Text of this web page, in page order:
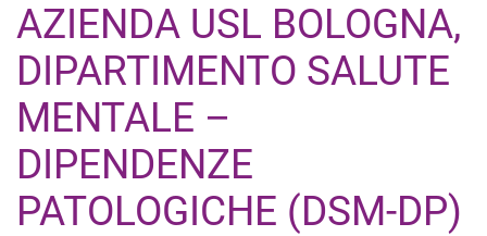
AZIENDA USL BOLOGNA,
DIPARTIMENTO SALUTE
MENTALE –
DIPENDENZE
PATOLOGICHE (DSM-DP)